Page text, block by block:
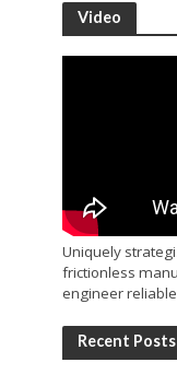
Video
Uniquely
frictionless
engineer
Recent Posts